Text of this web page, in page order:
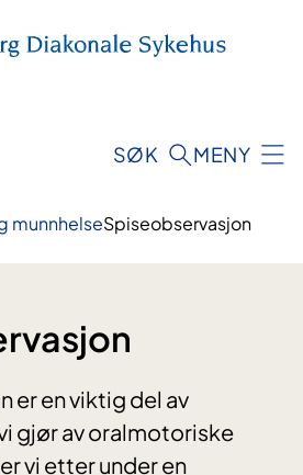
SØK MENY
munnhelseSpiseobservasjon
er en viktig del av
gjør av oralmotoriske
vi etter under en